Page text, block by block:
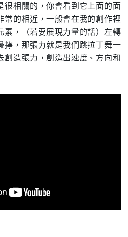
很相關的，你會看到它上面的面
常的相近，一般會在我的創作裡
素，（若要展現力量的話）左轉
擰，那張力就是我們跳拉丁舞一
創造張力，創造出速度、方向和